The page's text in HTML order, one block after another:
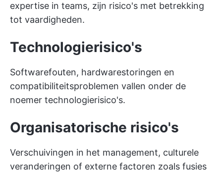
expertise in teams, zijn risico's met betrekking
tot vaardigheden.
Technologierisico's
Softwarefouten, hardwarestoringen en
compatibiliteitsproblemen vallen onder de
noemer technologierisico's.
Organisatorische risico's
Verschuivingen in het management, culturele
veranderingen of externe factoren zoals fusies